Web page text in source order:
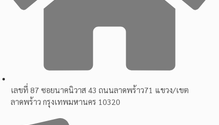
เลขที่ 87 ซอยนาคนิวาส 43 ถนนลาดพร้าว71 แขวง/เขต
ลาดพร้าว กรุงเทพมหานคร 10320